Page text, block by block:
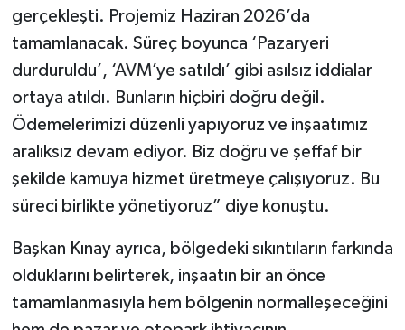
gerçekleşti. Projemiz Haziran 2026’da
tamamlanacak. Süreç boyunca ‘Pazaryeri
durduruldu’, ‘AVM’ye satıldı’ gibi asılsız iddialar
ortaya atıldı. Bunların hiçbiri doğru değil.
Ödemelerimizi düzenli yapıyoruz ve inşaatımız
aralıksız devam ediyor. Biz doğru ve şeffaf bir
şekilde kamuya hizmet üretmeye çalışıyoruz. Bu
süreci birlikte yönetiyoruz” diye konuştu.
Başkan Kınay ayrıca, bölgedeki sıkıntıların farkında
olduklarını belirterek, inşaatın bir an önce
tamamlanmasıyla hem bölgenin normalleşeceğini